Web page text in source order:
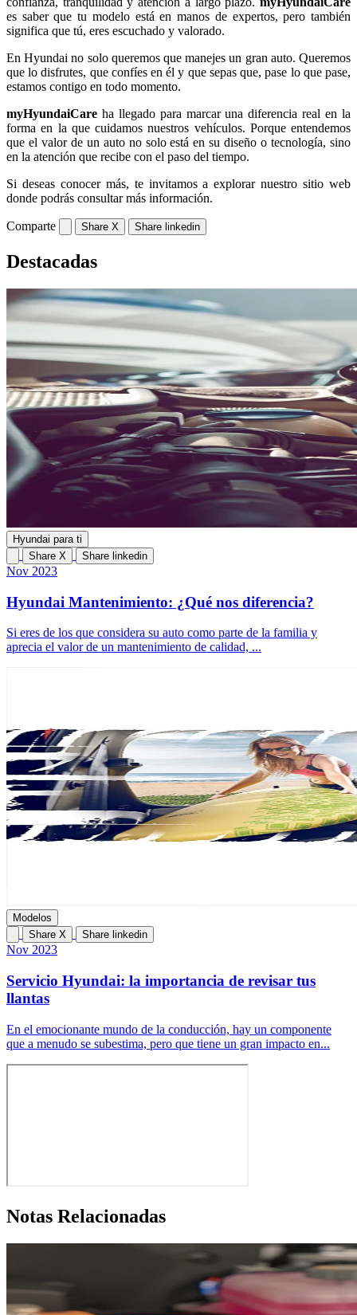
es saber que tu modelo está en manos de expertos, pero también
significa que tú, eres escuchado y valorado.
En Hyundai no solo queremos que manejes un gran auto. Queremos
que lo disfrutes, que confíes en él y que sepas que, pase lo que pase,
estamos contigo en todo momento.
myHyundaiCare ha llegado para marcar una diferencia real en la
forma en la que cuidamos nuestros vehículos. Porque entendemos
que el valor de un auto no solo está en su diseño o tecnología, sino
en la atención que recibe con el paso del tiempo.
Si deseas conocer más, te invitamos a explorar nuestro sitio web
donde podrás consultar más información.
Comparte Share X Share linkedin
Destacadas
Hyundai para ti
Share X
Share linkedin
Nov 2023
Hyundai Mantenimiento: ¿Qué nos diferencia?
Si eres de los que considera su auto como parte de la familia y
aprecia el valor de un mantenimiento de calidad, ...
Modelos
Share X
Share linkedin
Nov 2023
Servicio Hyundai: la importancia de revisar tus
llantas
En el emocionante mundo de la conducción, hay un componente
que a menudo se subestima, pero que tiene un gran impacto en...
Notas Relacionadas